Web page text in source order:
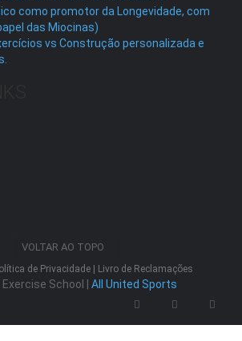
como promotor da Longevidade, com
das Miocinas)
vs Construção personalizada e
VOLTAR AO TOPO
de Privacidade Livro de Reclamações
School | All United Sports